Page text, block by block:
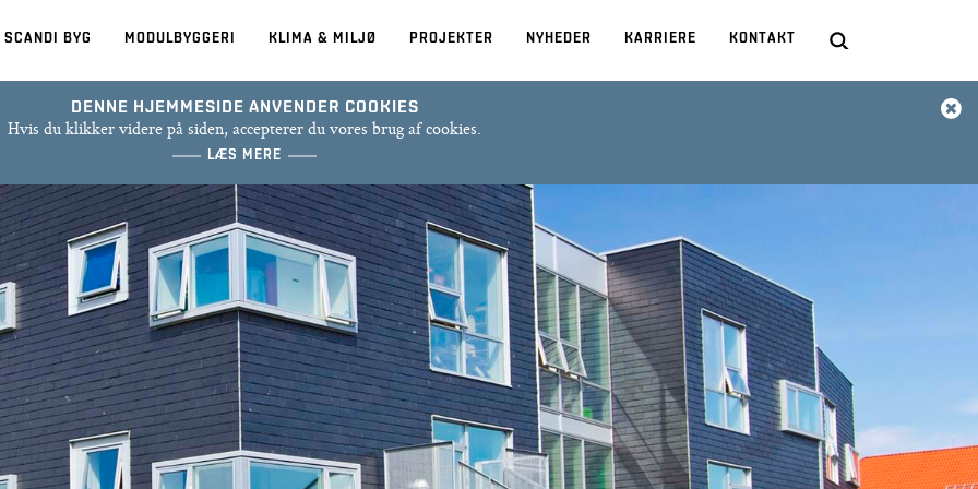
DENNE HJEMMESIDE ANVENDER COOKIES
Hvis du klikker videre på siden, accepterer du vores brug af cookies.
LÆS MERE
SCANDI BYG MODULBYGGERI KLIMA & MILJØ PROJEKTER NYHEDER KARRIERE KONTAKT